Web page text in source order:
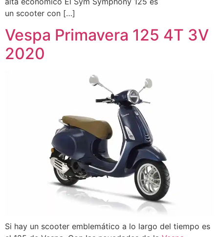
un scooter con […]
Vespa Primavera 125 4T 3V
2020
Si hay un scooter emblemático a lo largo del tiempo es